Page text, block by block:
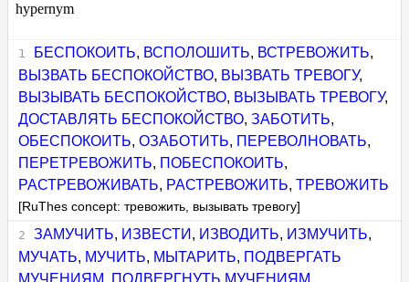
hypernym
БЕСПОКОИТЬ, ВСПОЛОШИТЬ, ВСТРЕВОЖИТЬ,
ВЫЗВАТЬ БЕСПОКОЙСТВО, ВЫЗВАТЬ ТРЕВОГУ,
ВЫЗЫВАТЬ БЕСПОКОЙСТВО, ВЫЗЫВАТЬ ТРЕВОГУ,
ДОСТАВЛЯТЬ БЕСПОКОЙСТВО,ЗАБОТИТЬ,
ОБЕСПОКОИТЬ,ОЗАБОТИТЬ, ПЕРЕВОЛНОВАТЬ,
ПЕРЕТРЕВОЖИТЬ, ПОБЕСПОКОИТЬ,
РАСТРЕВОЖИВАТЬ, РАСТРЕВОЖИТЬ,ТРЕВОЖИТЬ
[RuThes concept: тревожить, вызывать тревогу]
ЗАМУЧИТЬ, ИЗВЕСТИ , ИЗВОДИТЬ, ИЗМУЧИТЬ,
МУЧАТЬ, МУЧИТЬ, МЫТАРИТЬ, ПОДВЕРГАТЬ
МУЧЕНИЯМ
ПОДВЕРГНУТЬ МУЧЕНИЯМ